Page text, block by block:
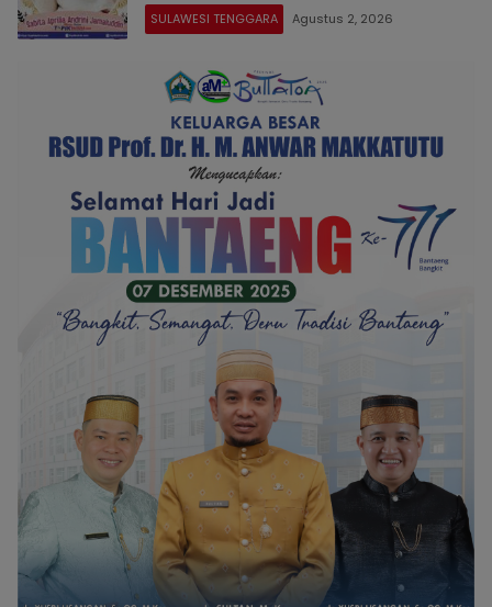
SULAWESI TENGGARA Agustus 2, 2026